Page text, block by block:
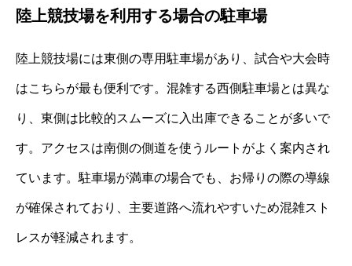
陸上競技場を利用する場合の駐車場
陸上競技場には東側の専用駐車場があり、試合や大会時
はこちらが最も便利です。混雑する西側駐車場とは異な
り、東側は比較的スムーズに入出庫できることが多いで
す。アクセスは南側の側道を使うルートがよく案内され
ています。駐車場が満車の場合でも、お帰りの際の導線
が確保されており、主要道路へ流れやすいため混雑スト
レスが軽減されます。